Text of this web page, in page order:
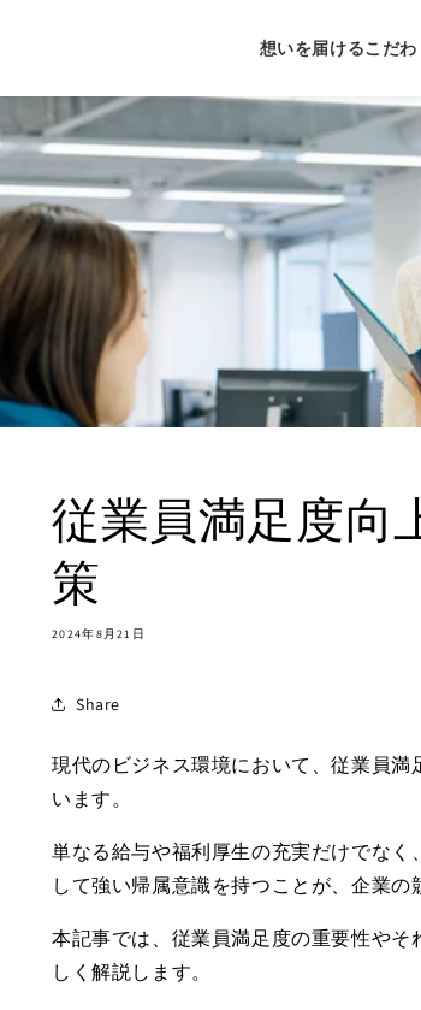
想いを届けるこだわ
従業員満足度向
策
2024年8月21日
Share
現代のビジネス環境において、従業員
います。
単なる給与や福利厚生の充実だけでな
して強い帰属意識を持つことが、企業の
本記事では、従業員満足度の重要性や
しく解説します。